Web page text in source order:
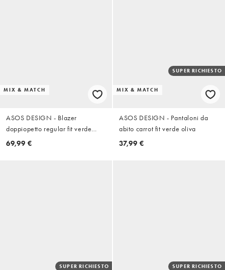
MIX & MATCH
ASOS DESIGN - Blazer
doppiopetto regular fit verde
oliva
69,99 €
MIX & MATCH
SUPER RICHIESTO
ASOS DESIGN - Pantaloni da
abito carrot fit verde oliva
37,99 €
SUPER RICHIESTO SUPER RICHIESTO